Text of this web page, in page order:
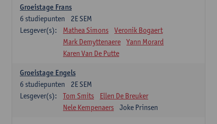
Groeistage Frans
2E SEM
6 studiepunten
Lesgever(s):
Mathea Simons
Veronik Bogaert
Mark Demyttenaere
Yann Morard
Karen Van De Putte
Groeistage Engels
2E SEM
6 studiepunten
Lesgever(s):
Tom Smits
Ellen De Breuker
Nele Kempenaers
Joke Prinsen